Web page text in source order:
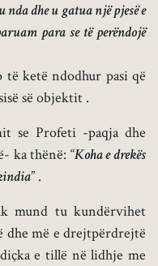
nda dhe u gatua një pjesë e
para se të perëndojë
ketë ndodhur pasi që
së objektit .
se Profeti -paqja dhe
ka thënë: “Koha e drekës
” .
mund tu kundërvihet
dhe më e drejtpërdrejtë
e tillë në lidhje me